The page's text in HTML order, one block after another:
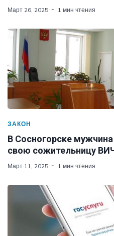
Март 26, 2025 1 мин чтения
ЗАКОН
В Сосногорске
свою сожительницу
Март 11, 2025 1 мин чтения